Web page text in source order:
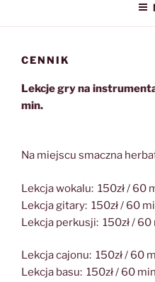
CENNIK
Lekcje gry na
min.
Na miejscu smaczna
Lekcja wokalu: 150zł / 60
Lekcja gitary: 150zł / 60
Lekcja perkusji: 150zł / 60
Lekcja cajonu: 150zł / 60
Lekcja basu: 150zł / 60